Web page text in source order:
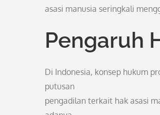
asasi manusia seringkali
Pengaruh
Di Indonesia, konsep hukum
putusan
pengadilan terkait hak asasi